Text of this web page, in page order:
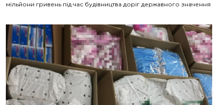
мільйони гривень під час будівництва доріг державного значення